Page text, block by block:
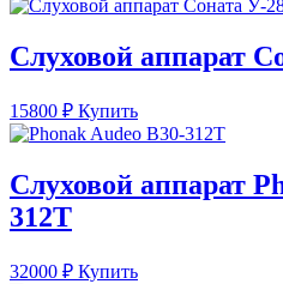
Слуховой аппарат
15800 ₽ Купить
Слуховой аппарат
312T
32000 ₽ Купить